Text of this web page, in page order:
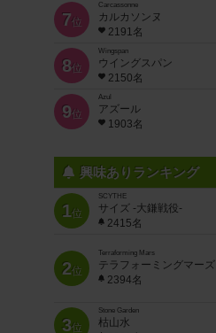
7位
Carcassonne
カルカソンヌ
2191名
8位
Wingspan
ウイングスパン
2150名
9位
Azul
アズール
1903名
興味ありランキング
1位
SCYTHE
サイズ -大鎌戦役-
2415名
2位
Terraforming Mars
テラフォーミングマーズ
2394名
3位
Stone Garden
枯山水